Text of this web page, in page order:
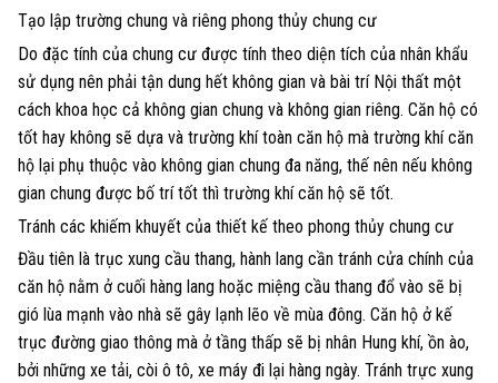
Tạo lập trường chung và riêng phong thủy chung cư
Do đặc tính của chung cư được tính theo diện tích của nhân khẩu
sử dụng nên phải tận dung hết không gian và bài trí Nội thất một
cách khoa học cả không gian chung và không gian riêng. Căn hộ có
tốt hay không sẽ dựa và trường khí toàn căn hộ mà trường khí căn
hộ lại phụ thuộc vào không gian chung đa năng, thế nên nếu không
gian chung được bố trí tốt thì trường khí căn hộ sẽ tốt.
Tránh các khiếm khuyết của thiết kế theo phong thủy chung cư
Đầu tiên là trục xung cầu thang, hành lang cần tránh cửa chính của
căn hộ nằm ở cuối hàng lang hoặc miệng cầu thang đổ vào sẽ bị
gió lùa mạnh vào nhà sẽ gây lạnh lẽo về mùa đông. Căn hộ ở kế
trục đường giao thông mà ở tầng thấp sẽ bị nhân Hung khí, ồn ào,
bởi những xe tải, còi ô tô, xe máy đi lại hàng ngày. Tránh trực xung